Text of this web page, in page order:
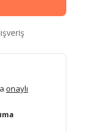
onaylı